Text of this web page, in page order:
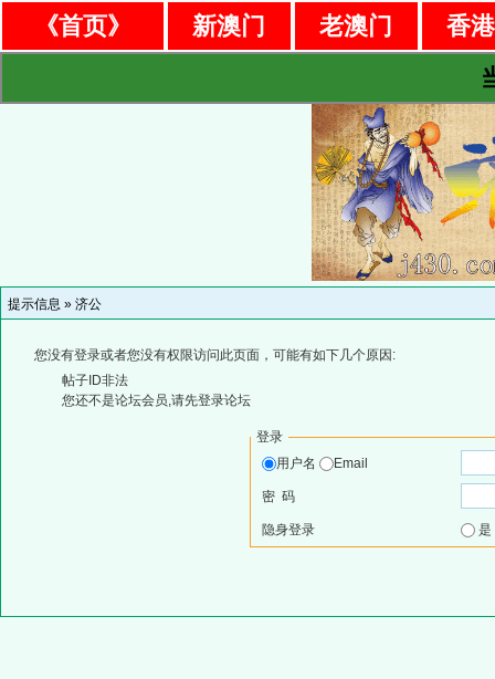
《首页》 新澳门 老澳门
香
提示信息 » 济公
您没有登录或者您没有权限访问此页面，可能有如下几个原因:
帖子ID非法
您还不是论坛会员,请先登录论坛
登录
用户名
Email
密 码
隐身登录